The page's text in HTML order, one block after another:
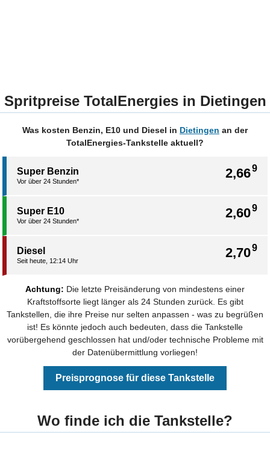
Spritpreise TotalEnergies in Dietingen
Was kosten Benzin, E10 und Diesel in Dietingen an der
TotalEnergies-Tankstelle aktuell?
2,669
Super Benzin
Vor über 24 Stunden*
2,609
Super E10
Vor über 24 Stunden*
2,709
Diesel
Seit heute, 12:14 Uhr
Achtung: Die letzte Preisänderung von mindestens einer
Kraftstoffsorte liegt länger als 24 Stunden zurück. Es gibt
Tankstellen, die ihre Preise nur selten anpassen - was zu begrüßen
ist! Es könnte jedoch auch bedeuten, dass die Tankstelle
vorübergehend geschlossen hat und/oder technische Probleme mit
der Datenübermittlung vorliegen!
Preisprognose für diese Tankstelle
Wo finde ich die Tankstelle?